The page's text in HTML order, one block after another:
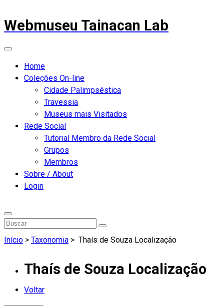
Webmuseu Tainacan Lab
Home
Coleções On-line
Cidade Palimpséstica
Travessia
Museus mais Visitados
Rede Social
Tutorial Membro da Rede Social
Grupos
Membros
Sobre / About
Login
Início > Taxonomia > Thaís de Souza Localização
Thaís de Souza Localização
Voltar